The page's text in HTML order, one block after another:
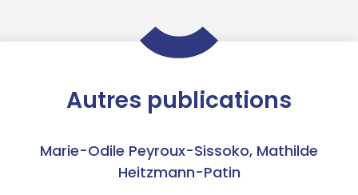
Autres publications
Marie-Odile Peyroux-Sissoko, Mathilde
Heitzmann-Patin